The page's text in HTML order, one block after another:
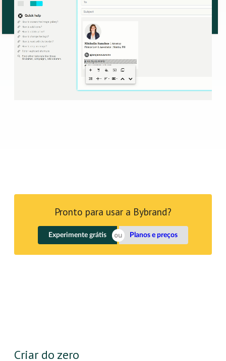
Pronto para usar a Bybrand?
Experimente grátis Planos e preços
Criar do zero